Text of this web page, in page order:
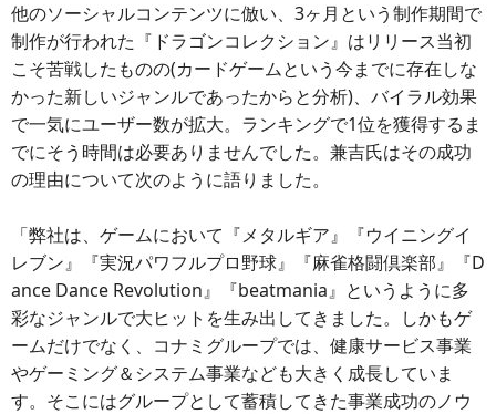
他のソーシャルコンテンツに倣い、3ヶ月という制作期間で
制作が行われた『ドラゴンコレクション』はリリース当初
こそ苦戦したものの(カードゲームという今までに存在しな
かった新しいジャンルであったからと分析)、バイラル効果
で一気にユーザー数が拡大。ランキングで1位を獲得するま
でにそう時間は必要ありませんでした。兼吉氏はその成功
の理由について次のように語りました。
「弊社は、ゲームにおいて『メタルギア』『ウイニングイ
レブン』『実況パワフルプロ野球』『麻雀格闘倶楽部』『D
ance Dance Revolution』『beatmania』というように多
彩なジャンルで大ヒットを生み出してきました。しかもゲ
ームだけでなく、コナミグループでは、健康サービス事業
やゲーミング＆システム事業なども大きく成長していま
す。そこにはグループとして蓄積してきた事業成功のノウ